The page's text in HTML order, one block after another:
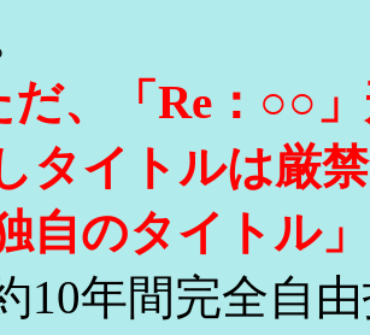
だ、「Re：○○
タイトルは厳
自のタイトル
10年間完全自